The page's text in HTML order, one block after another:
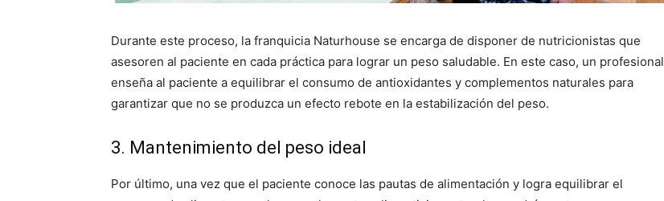
Durante este proceso, la franquicia Naturhouse se encarga de disponer de nutricionistas que
asesoren al paciente en cada práctica para lograr un peso saludable. En este caso, un profesional
enseña al paciente a equilibrar el consumo de antioxidantes y complementos naturales para
garantizar que no se produzca un efecto rebote en la estabilización del peso.
3. Mantenimiento del peso ideal
Por último, una vez que el paciente conoce las pautas de alimentación y logra equilibrar el